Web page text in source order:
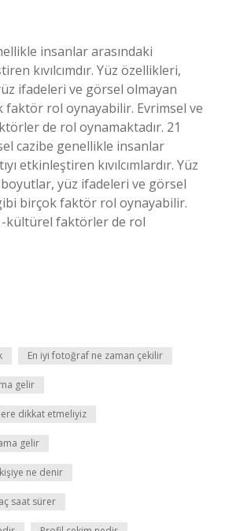
insanlar arasındaki
kıvılcımdır. Yüz özellikleri,
ifadeleri ve görsel olmayan
faktör rol oynayabilir. Evrimsel ve
de rol oynamaktadır. 21
cazibe genellikle insanlar
etkinleştiren kıvılcımlardır. Yüz
yüz ifadeleri ve görsel
birçok faktör rol oynayabilir.
-kültürel faktörler de rol
En iyi fotoğraf ne zaman çekilir
gelir
dikkat etmeliyiz
gelir
ne denir
saat sürer